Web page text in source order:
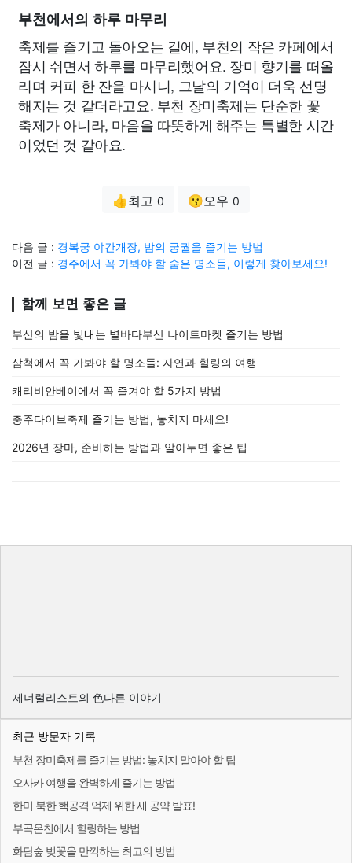
부천에서의 하루 마무리
축제를 즐기고 돌아오는 길에, 부천의 작은 카페에서
잠시 쉬면서 하루를 마무리했어요. 장미 향기를 떠올
리며 커피 한 잔을 마시니, 그날의 기억이 더욱 선명
해지는 것 같더라고요. 부천 장미축제는 단순한 꽃
축제가 아니라, 마음을 따뜻하게 해주는 특별한 시간
이었던 것 같아요.
👍최고 0 😗오우 0
다음 글 : 경복궁 야간개장, 밤의 궁궐을 즐기는 방법
이전 글 : 경주에서 꼭 가봐야 할 숨은 명소들, 이렇게 찾아보세요!
함께 보면 좋은 글
부산의 밤을 빛내는 별바다부산 나이트마켓 즐기는 방법
삼척에서 꼭 가봐야 할 명소들: 자연과 힐링의 여행
캐리비안베이에서 꼭 즐겨야 할 5가지 방법
충주다이브축제 즐기는 방법, 놓치지 마세요!
2026년 장마, 준비하는 방법과 알아두면 좋은 팁
제너럴리스트의 色다른 이야기
최근 방문자 기록
부천 장미축제를 즐기는 방법: 놓치지 말아야 할 팁
오사카 여행을 완벽하게 즐기는 방법
한미 북한 핵공격 억제 위한 새 공약 발표!
부곡온천에서 힐링하는 방법
화담숲 벚꽃을 만끽하는 최고의 방법